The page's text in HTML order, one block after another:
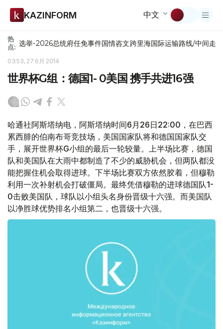
KAZINFORM 中文
热
点: 选举-2026总统府任免事件国情咨文跨里海国际运输路线/中间走廊
03:53, 27 6月 2014
世界杯G组：德国1- 0美国 携手共进16强
哈通社阿斯塔纳电，阿斯塔纳时间6月26日22:00，在巴西
累西腓的伯南布哥竞技场，美国国家队将和德国国家队交
手，展开世界杯G小组的最后一轮较量。上半场比赛，德国
队和美国队在大雨中都制造了不少的威胁机会，但两队都没
能把握住机会取得进球。下半场比赛双方依然胶着，但穆勒
利用一次补射机会打破僵局。最终凭借穆勒的进球德国队1-
0击败美国队，球队以小组头名身份晋级十六强。而美国队
以净胜球优势排名小组第二，也晋级十六强。